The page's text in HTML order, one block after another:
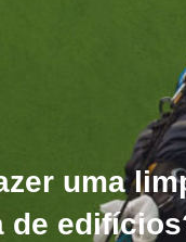
uma
de